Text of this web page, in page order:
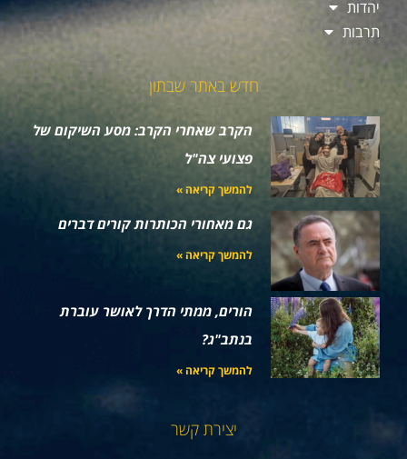
יהדות
תרבות
חדש באתר שבתון
הקרב שאחרי הקרב: מסע השיקום של
פצועי צה"ל
להמשך קריאה »
גם מאחורי הכותרות קורים דברים
להמשך קריאה »
הורים, ממתי הדרך לאושר עוברת
בנתב"ג?
להמשך קריאה »
יצירת קשר